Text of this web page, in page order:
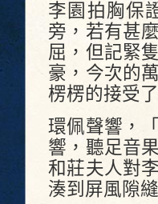
李園拍胸保
旁，若有甚
屈，但記緊
豪，今次的
楞楞的接受
環佩聲響，
響，聽足音
和莊夫人對
湊到屏風隙